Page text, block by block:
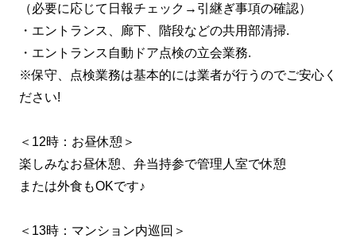
（必要に応じて日報チェック→引継ぎ事項の確認）
・エントランス、廊下、階段などの共用部清掃.
・エントランス自動ドア点検の立会業務.
※保守、点検業務は基本的には業者が行うのでご安心く
ださい!
＜12時：お昼休憩＞
楽しみなお昼休憩、弁当持参で管理人室で休憩
または外食もOKです♪
＜13時：マンション内巡回＞